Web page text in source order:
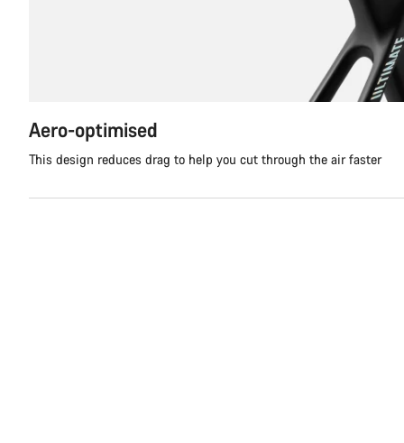
Aero-optimised
This design reduces drag to help you cut through the air faster